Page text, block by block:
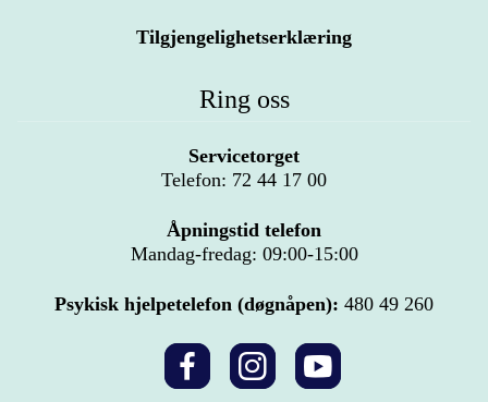
Tilgjengelighetserklæring
Ring oss
Servicetorget
Telefon: 72 44 17 00
Åpningstid telefon
Mandag-fredag: 09:00-15:00
Psykisk hjelpetelefon (døgnåpen): 480 49 260